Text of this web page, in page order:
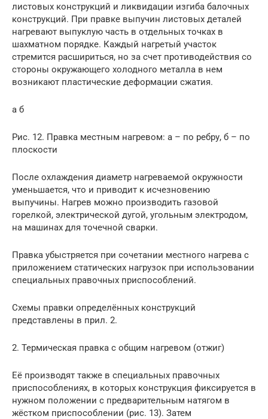
листовых конструкций и ликвидации изгиба балочных
конструкций. При правке выпучин листовых деталей
нагревают выпуклую часть в отдельных точках в
шахматном порядке. Каждый нагретый участок
стремится расшириться, но за счет противодействия со
стороны окружающего холодного металла в нем
возникают пластические деформации сжатия.
а б
Рис. 12. Правка местным нагревом: а – по ребру, б – по
плоскости
После охлаждения диаметр нагреваемой окружности
уменьшается, что и приводит к исчезновению
выпучины. Нагрев можно производить газовой
горелкой, электрической дугой, угольным электродом,
на машинах для точечной сварки.
Правка убыстряется при сочетании местного нагрева с
приложением статических нагрузок при использовании
специальных правочных приспособлений.
Схемы правки определённых конструкций
представлены в прил. 2.
2. Термическая правка с общим нагревом (отжиг)
Её производят также в специальных правочных
приспособлениях, в которых конструкция фиксируется в
нужном положении с предварительным натягом в
жёстком приспособлении (рис. 13). Затем